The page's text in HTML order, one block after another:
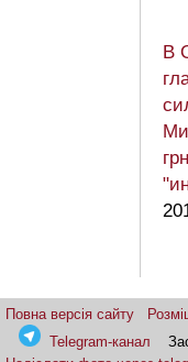
В
Повна версія сайту
Telegram-канал